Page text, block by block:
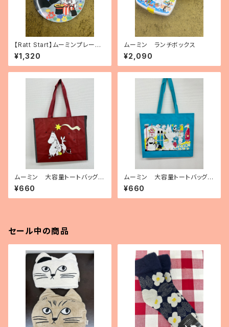
【Ratt Start】ムーミンプレート
「Festivities」
¥1,320
ムーミン ランチボックス
¥2,090
ムーミン 大容量トートバッグ
（ポリプロピレン製）「ムーミンと
彗星」
¥660
ムーミン 大容量トートバッグ
（ポリプロピレン製）「Moomin
on cover」
¥660
セール中の商品